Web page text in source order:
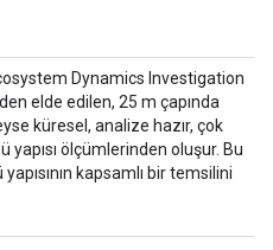
Dynamics Investigation
elde edilen, 25 m çapında
küresel, analize hazır, çok
yapısı ölçümlerinden oluşur. Bu
kapsamlı bir temsilini